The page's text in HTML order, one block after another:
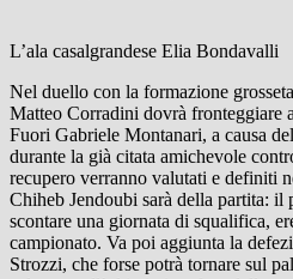
L’ala casalgrandese Elia Bondavalli
Nel duello con la formazione
Matteo Corradini dovrà fronteggiare
Fuori Gabriele Montanari, a causa
durante la già citata amichevole
recupero verranno valutati e definiti
Chiheb Jendoubi sarà della partita:
scontare una giornata di squalifica,
campionato. Va poi aggiunta la
Strozzi, che forse potrà tornare sul